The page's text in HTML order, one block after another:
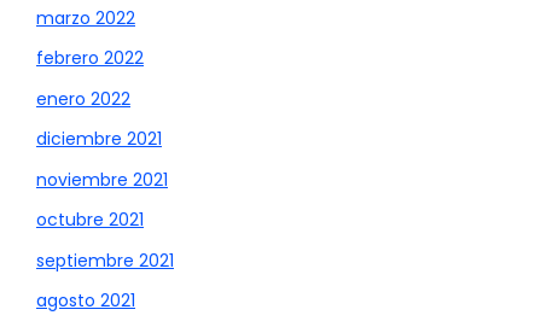
marzo 2022
febrero 2022
enero 2022
diciembre 2021
noviembre 2021
octubre 2021
septiembre 2021
agosto 2021